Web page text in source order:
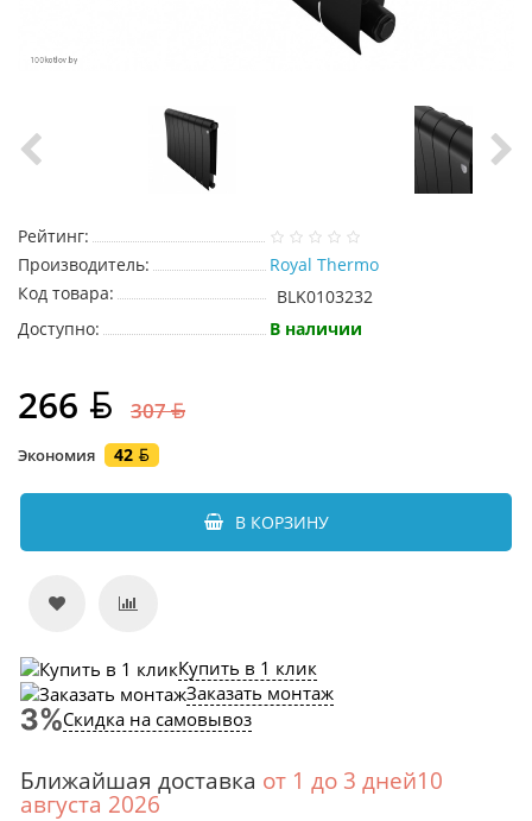
Рейтинг:
Производитель:
Royal Thermo
Код товара:
BLK0103232
Доступно:
В наличии
266 307
Экономия 42
В КОРЗИНУ
Купить в 1 клик
Заказать монтаж
Скидка на самовывоз
Ближайшая доставка от 1 до 3 дней10
августа 2026